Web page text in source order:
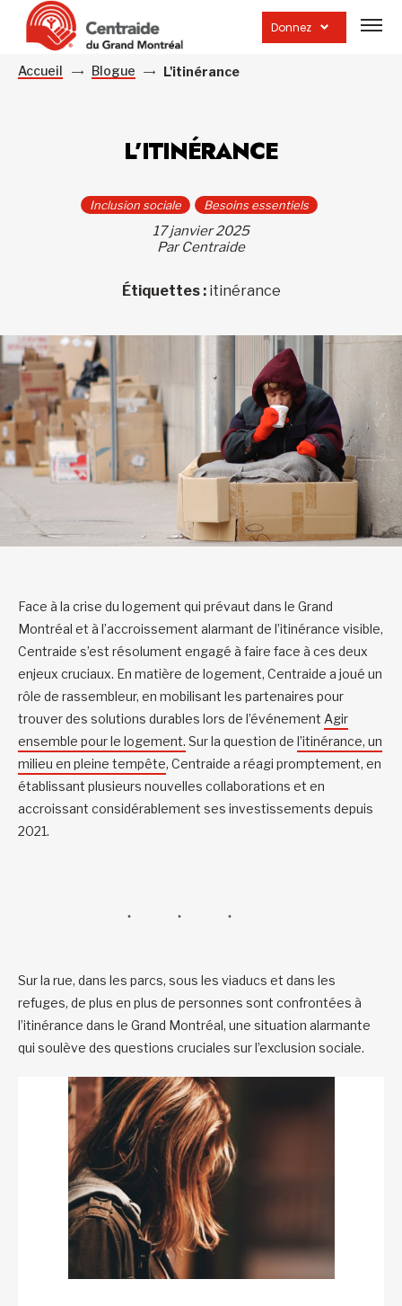
Donnez
la
Accueil Blogue L'itinérance
L’ITINÉRANCE
Inclusion sociale Besoins essentiels
17 janvier 2025
Par Centraide
Étiquettes : itinérance
Face à la crise du logement qui prévaut dans le Grand
Montréal et à l’accroissement alarmant de l’itinérance visible,
Centraide s’est résolument engagé à faire face à ces deux
enjeux cruciaux. En matière de logement, Centraide a joué un
rôle de rassembleur, en mobilisant les partenaires pour
trouver des solutions durables lors de l’événement Agir
ensemble pour le logement. Sur la question de l’itinérance, un
milieu en pleine tempête, Centraide a réagi promptement, en
établissant plusieurs nouvelles collaborations et en
accroissant considérablement ses investissements depuis
2021.
Sur la rue, dans les parcs, sous les viaducs et dans les
refuges, de plus en plus de personnes sont confrontées à
l’itinérance dans le Grand Montréal, une situation alarmante
qui soulève des questions cruciales sur l’exclusion sociale.